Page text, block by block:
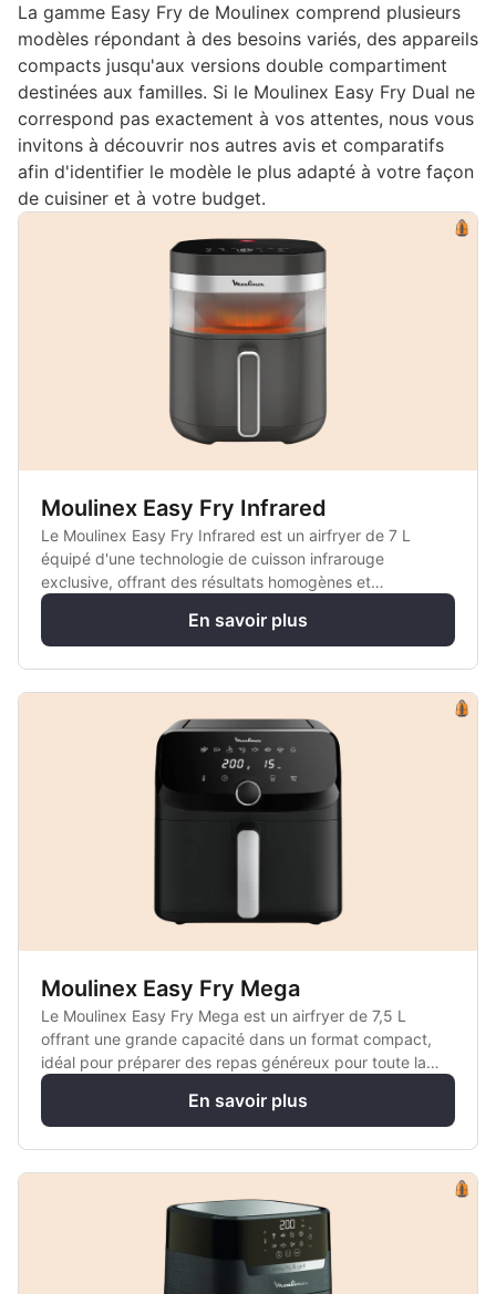
La gamme Easy Fry de Moulinex comprend plusieurs
modèles répondant à des besoins variés, des appareils
compacts jusqu'aux versions double compartiment
destinées aux familles. Si le Moulinex Easy Fry Dual ne
correspond pas exactement à vos attentes, nous vous
invitons à découvrir nos autres avis et comparatifs
afin d'identifier le modèle le plus adapté à votre façon
de cuisiner et à votre budget.
Moulinex Easy Fry Infrared
Le Moulinex Easy Fry Infrared est un airfryer de 7 L
équipé d'une technologie de cuisson infrarouge
exclusive, offrant des résultats homogènes et
croustillants sans avoir à secouer les aliments.
En savoir plus
Moulinex Easy Fry Mega
Le Moulinex Easy Fry Mega est un airfryer de 7,5 L
offrant une grande capacité dans un format compact,
idéal pour préparer des repas généreux pour toute la
famille.
En savoir plus